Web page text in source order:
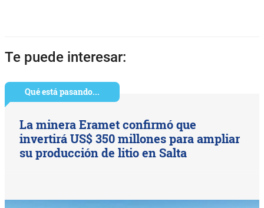
Te puede interesar:
Qué está pasando...
La minera Eramet confirmó que
invertirá US$ 350 millones para ampliar
su producción de litio en Salta